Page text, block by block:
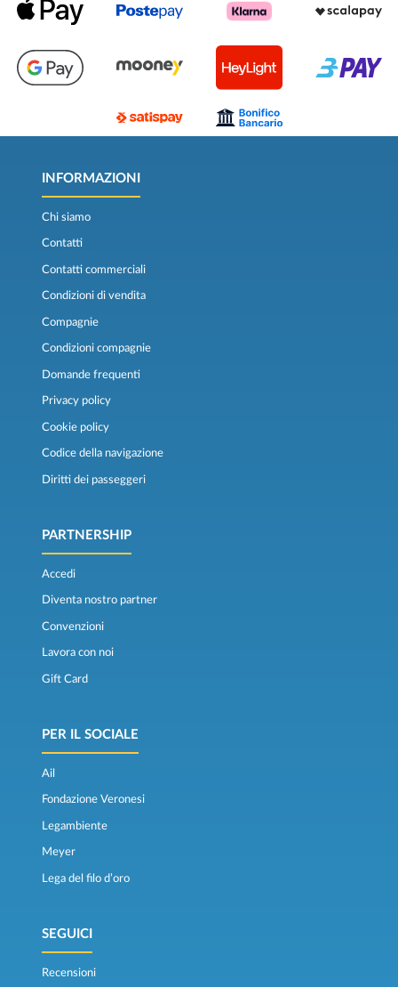
INFORMAZIONI
Chi siamo
Contatti
Contatti commerciali
Condizioni di vendita
Compagnie
Condizioni compagnie
Domande frequenti
Privacy policy
Cookie policy
Codice della navigazione
Diritti dei passeggeri
PARTNERSHIP
Accedi
Diventa nostro partner
Convenzioni
Lavora con noi
Gift Card
PER IL SOCIALE
Ail
Fondazione Veronesi
Legambiente
Meyer
Lega del filo d’oro
SEGUICI
Recensioni